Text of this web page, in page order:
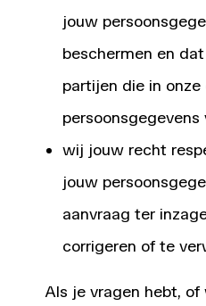
jouw
beschermen en
partijen die in
persoonsgegevens
wij jouw recht
jouw
aanvraag ter
corrigeren of te
Als je vragen hebt,